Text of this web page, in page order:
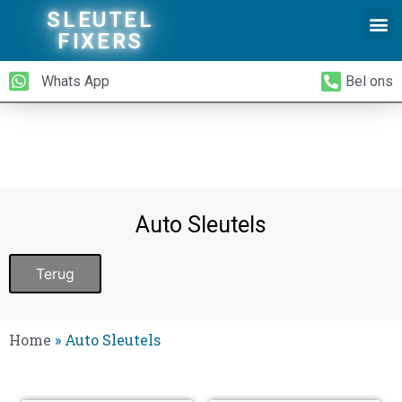
SLEUTEL
FIXERS
Whats App Bel ons
Auto Sleutels
Terug
Home » Auto Sleutels